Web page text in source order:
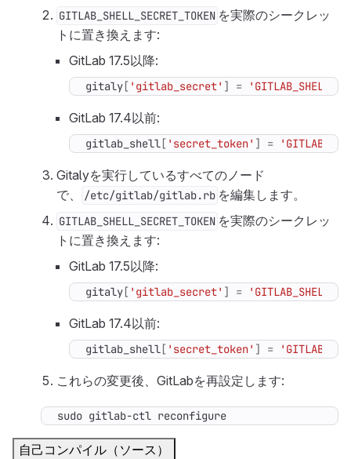
GITLAB_SHELL_SECRET_TOKEN を実際のシークレッ
トに置き換えます:
GitLab 17.5以降:
gitaly[ 'gitlab_secret' ] =
GitLab 17.4以前:
gitlab_shell[ 'secret_token' ] =
Gitalyを実行しているすべてのノード
で、
/etc/gitlab/gitlab.rb を編集します。
GITLAB_SHELL_SECRET_TOKEN を実際のシークレッ
トに置き換えます:
GitLab 17.5以降:
gitaly[ 'gitlab_secret' ] =
GitLab 17.4以前:
gitlab_shell[ 'secret_token' ] =
これらの変更後、GitLabを再設定します:
sudo gitlab-ctl reconfigure
自己コンパイル（ソース）